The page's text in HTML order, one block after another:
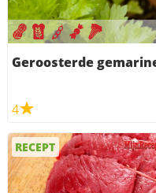
Geroosterde
4
RECEPT